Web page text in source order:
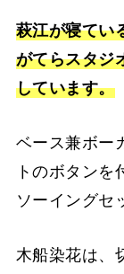
萩江が寝てい
がてらスタジ
しています。
ベース兼ボー
トのボタンを
ソーイングセ
木船染花は、